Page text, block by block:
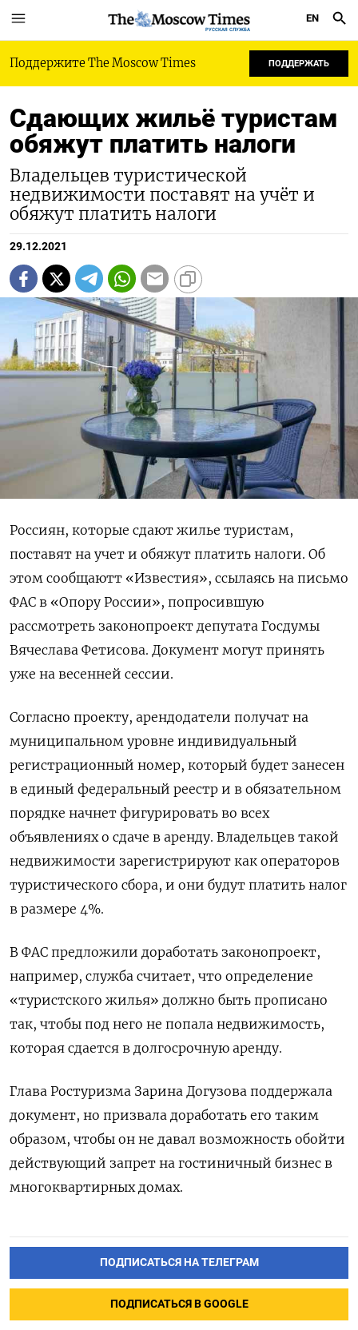
РУССКАЯ СЛУЖБА
EN
Поддержите The Moscow Times ПОДДЕРЖАТЬ
Сдающих жильё туристам
обяжут платить налоги
Владельцев туристической
недвижимости поставят на учёт и
обяжут платить налоги
29.12.2021
Россиян, которые сдают жилье туристам,
поставят на учет и обяжут платить налоги. Об
этом сообщаютт «Известия», ссылаясь на письмо
ФАС в «Опору России», попросившую
рассмотреть законопроект депутата Госдумы
Вячеслава Фетисова. Документ могут принять
уже на весенней сессии.
Согласно проекту, арендодатели получат на
муниципальном уровне индивидуальный
регистрационный номер, который будет занесен
в единый федеральный реестр и в обязательном
порядке начнет фигурировать во всех
объявлениях о сдаче в аренду. Владельцев такой
недвижимости зарегистрируют как операторов
туристического сбора, и они будут платить налог
в размере 4%.
В ФАС предложили доработать законопроект,
например, служба считает, что определение
«туристского жилья» должно быть прописано
так, чтобы под него не попала недвижимость,
которая сдается в долгосрочную аренду.
Глава Ростуризма Зарина Догузова поддержала
документ, но призвала доработать его таким
образом, чтобы он не давал возможность обойти
действующий запрет на гостиничный бизнес в
многоквартирных домах.
ПОДПИСАТЬСЯ НА ТЕЛЕГРАМ
ПОДПИСАТЬСЯ В GOOGLE